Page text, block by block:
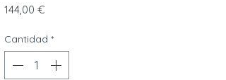
144,00 €
Cantidad *